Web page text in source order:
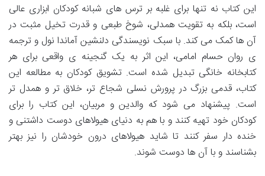
این کتاب نه تنها برای غلبه بر ترس های شبانه کودکان ابزاری عالی
است، بلکه به تقویت همدلی، شوخ طبعی و قدرت تخیل مثبت در
آن ها کمک می کند. با سبک نویسندگی دلنشین آماندا نول و ترجمه
ی روان حسام امامی، این اثر به یک گنجینه ی واقعی برای هر
کتابخانه خانگی تبدیل شده است. تشویق کودکان به مطالعه این
کتاب، قدمی بزرگ در پرورش نسلی شجاع تر، خلاق تر و همدل تر
است. پیشنهاد می شود که والدین و مربیان، این کتاب را برای
کودکان خود تهیه کنند و با هم به دنیای هیولاهای دوست داشتنی و
خنده دار سفر کنند تا شاید هیولاهای درون خودشان را نیز بهتر
بشناسند و با آن ها دوست شوند.